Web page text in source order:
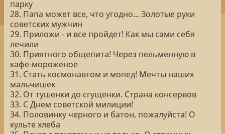
парку
28. Папа может все, что угодно... Золотые руки
советских мужчин
29. Приложи - и все пройдет! Как мы сами себя
лечили
30. Приятного общепита! Через пельменную в
кафе-мороженое
31. Стать космонавтом и мопед! Мечты наших
мальчишек
32. От тушенки до сгущенки. Страна консервов
33. С Днем советской милиции!
34. Половинку черного и батон, пожалуйста! О
культе хлеба